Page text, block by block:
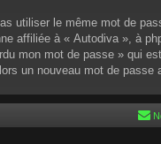
utiliser le même mot de
affiliée à « Autodiva », à
mon mot de passe » qui
un nouveau mot de